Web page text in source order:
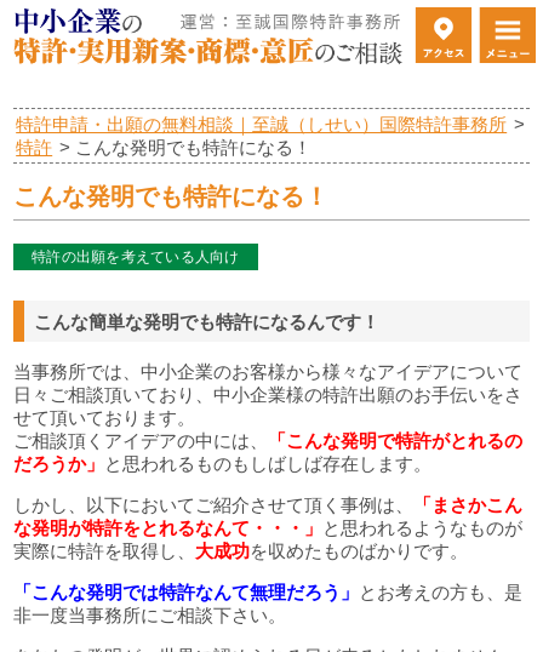
特許申請・出願の無料相談｜至誠（しせい）国際特許事務所 >
特許 > こんな発明でも特許になる！
こんな発明でも特許になる！
特許の出願を考えている人向け
こんな簡単な発明でも特許になるんです！
当事務所では、中小企業のお客様から様々なアイデアについて
日々ご相談頂いており、中小企業様の特許出願のお手伝いをさ
せて頂いております。
ご相談頂くアイデアの中には、
「こんな発明で特許がとれるの
だろうか」 と思われるものもしばしば存在します。
しかし、以下においてご紹介させて頂く事例は、
「まさかこん
な発明が特許をとれるなんて・・・」 と思われるようなものが
実際に特許を取得し、 大成功を収めたものばかりです。
「こんな発明では特許なんて無理だろう」 とお考えの方も、是
非一度当事務所にご相談下さい。